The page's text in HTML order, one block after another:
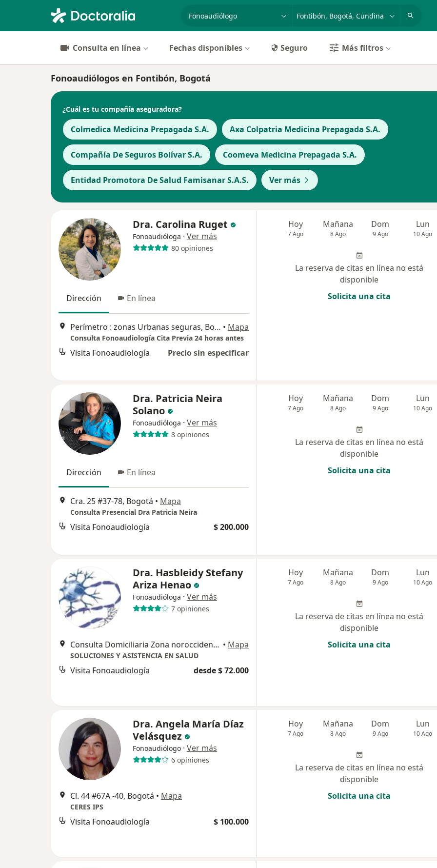
especialidad, enfermedad o nombre
p. ej. Bogotá
Consulta en línea Fechas disponibles Seguro Más filtros
Fonoaudiólogos en Fontibón, Bogotá
¿Cuál es tu compañía aseguradora?
Colmedica Medicina Prepagada S.A. Axa Colpatria Medicina Prepagada S.A.
Compañía De Seguros Bolívar S.A. Coomeva Medicina Prepagada S.A.
Entidad Promotora De Salud Famisanar S.A.S. Ver más
Dra. Carolina Ruget
Fonoaudióloga · Ver más
80 opiniones
Dirección En línea
Perímetro : zonas Urbanas seguras, Bogotá • Mapa
Consulta Fonoaudiología Cita Previa 24 horas antes
Visita Fonoaudiología Precio sin especificar
Hoy
7 Ago
Mañana
8 Ago
Dom
9 Ago
Lun
10 Ago
La reserva de citas en línea no está
disponible
Solicita una cita
Dra. Patricia Neira
Solano
Fonoaudióloga · Ver más
8 opiniones
Dirección En línea
Cra. 25 #37-78, Bogotá • Mapa
Consulta Presencial Dra Patricia Neira
Visita Fonoaudiología $ 200.000
Hoy
7 Ago
Mañana
8 Ago
Dom
9 Ago
Lun
10 Ago
La reserva de citas en línea no está
disponible
Solicita una cita
Dra. Hasbleidy Stefany
Ariza Henao
Fonoaudióloga · Ver más
7 opiniones
Consulta Domiciliaria Zona noroccidente, Bogotá • Mapa
SOLUCIONES Y ASISTENCIA EN SALUD
Visita Fonoaudiología desde $ 72.000
Hoy
7 Ago
Mañana
8 Ago
Dom
9 Ago
Lun
10 Ago
La reserva de citas en línea no está
disponible
Solicita una cita
Dra. Angela María Díaz
Velásquez
Fonoaudiólogo · Ver más
6 opiniones
Cl. 44 #67A -40, Bogotá • Mapa
CERES IPS
Visita Fonoaudiología $ 100.000
Hoy
7 Ago
Mañana
8 Ago
Dom
9 Ago
Lun
10 Ago
La reserva de citas en línea no está
disponible
Solicita una cita